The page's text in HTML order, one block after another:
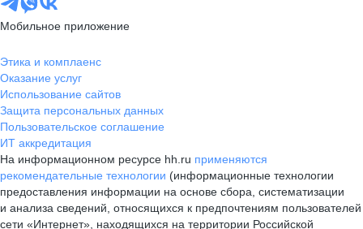
Мобильное приложение
Этика и комплаенс
Оказание услуг
Использование сайтов
Защита персональных данных
Пользовательское соглашение
ИТ аккредитация
На информационном ресурсе hh.ru применяются
рекомендательные технологии (информационные технологии
предоставления информации на основе сбора, систематизации
и анализа сведений, относящихся к предпочтениям пользователей
сети «Интернет», находящихся на территории Российской